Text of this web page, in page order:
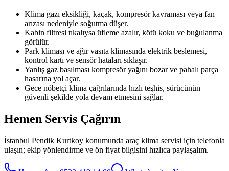
Klima gazı eksikliği, kaçak, kompresör kavraması veya fan
arızası nedeniyle soğutma düşer.
Kabin filtresi tıkalıysa üfleme azalır, kötü koku ve buğulanma
görülür.
Park kliması ve ağır vasıta klimasında elektrik beslemesi,
kontrol kartı ve sensör hataları sıklaşır.
Yanlış gaz basılması kompresör yağını bozar ve pahalı parça
hasarına yol açar.
Gece nöbetçi klima çağrılarında hızlı teşhis, sürücünün
güvenli şekilde yola devam etmesini sağlar.
Hemen Servis Çağırın
İstanbul Pendik Kurtkoy konumunda araç klima servisi için telefonla
ulaşın; ekip yönlendirme ve ön fiyat bilgisini hızlıca paylaşalım.